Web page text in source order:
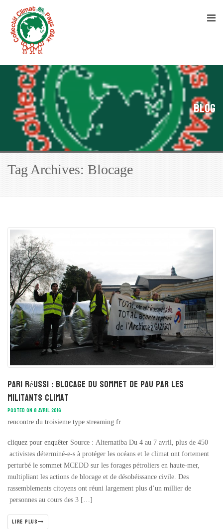
Blog
Tag Archives: Blocage
Pari réussi : Blocage du sommet de Pau par les
militants climat
POSTED ON 8 AVRIL 2016
rencontre du troisieme type streaming fr
cliquez pour enquêter Source : Alternatiba Du 4 au 7 avril, plus de 450
activistes déterminé-e-s à protéger les océans et le climat ont fortement
perturbé le sommet MCEDD sur les forages pétroliers en haute-mer,
multipliant les actions de blocage et de désobéissance civile. Des
rassemblements citoyens ont réuni largement plus d’un millier de
personnes au cours des 3 […]
LIRE PLUS